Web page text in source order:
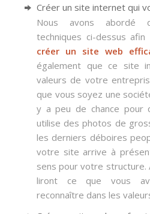
Créer un site internet qui
Nous avons abordé
techniques ci-dessus
créer un site web
également que ce site
valeurs de votre
que vous soyez une
y a peu de chance pour
utilise des photos de
les derniers déboires
votre site arrive à
sens pour votre structure.
liront ce que vous
reconnaître dans les